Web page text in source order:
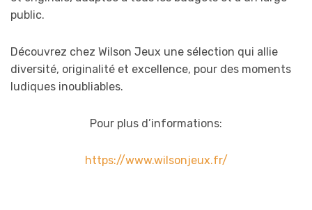
public.
Découvrez chez Wilson Jeux une sélection qui allie
diversité, originalité et excellence, pour des moments
ludiques inoubliables.
Pour plus d’informations:
https://www.wilsonjeux.fr/